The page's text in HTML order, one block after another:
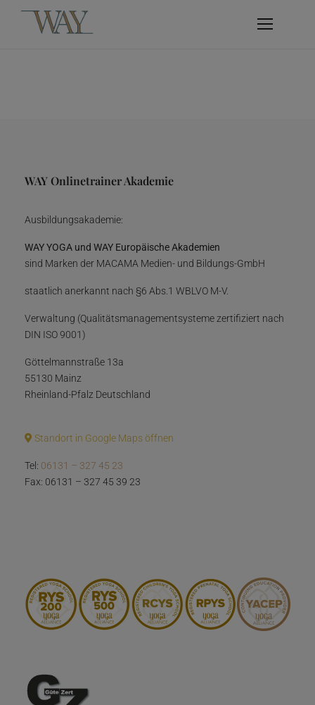
WAY Onlinetrainer Akademie
Ausbildungsakademie:
WAY YOGA und WAY Europäische Akademien
sind Marken der MACAMA Medien- und Bildungs-GmbH
staatlich anerkannt nach §6 Abs.1 WBLVO M-V.
Verwaltung (Qualitätsmanagementsysteme zertifiziert nach
DIN ISO 9001)
Göttelmannstraße 13a
55130 Mainz
Rheinland-Pfalz Deutschland
Standort in Google Maps öffnen
Tel: 06131 – 327 45 23
Fax: 06131 – 327 45 39 23